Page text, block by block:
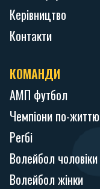
Керівництво
Контакти
КОМАНДИ
АМП футбол
Чемпіони по-життю
Регбі
Волейбол чоловіки
Волейбол жінки